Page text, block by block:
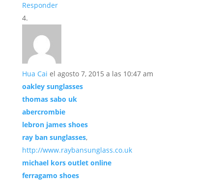
Responder
Hua Cai el agosto 7, 2015 a las 10:47 am
oakley sunglasses
thomas sabo uk
abercrombie
lebron james shoes
ray ban sunglasses,
http://www.raybansunglass.co.uk
michael kors outlet online
ferragamo shoes